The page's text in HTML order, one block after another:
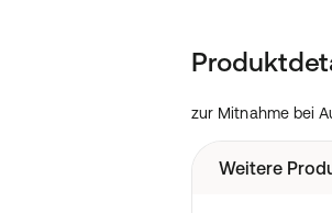
zur Mitnahme bei
Weitere